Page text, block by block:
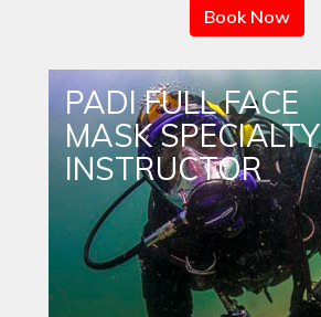
Book Now
PADI FULL FACE
MASK SPECIALTY
INSTRUCTOR